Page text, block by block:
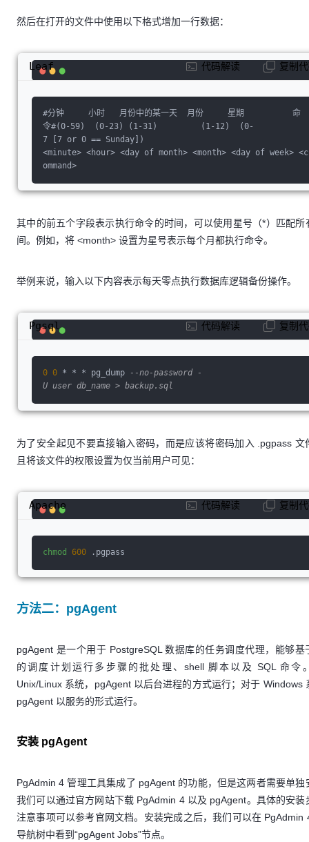
然后在打开的文件中使用以下格式增加一行数据：
#分钟     小时   月份中的某一天  月份     星期          命
令#(0- 59)
(0-23) (1-31)         (1-12)  (0-
7 [7 or 0 == Sunday])
<minute> <hour> <day of month> <month> <day of week> <c
ommand>
Leaf 代码解读 复制
其中的前五个字段表示执行命令的时间，可以使用星号（*）匹配所
间。例如，将 <month> 设置为星号表示每个月都执行命令。
举例来说，输入以下内容表示每天零点执行数据库逻辑备份操作。
0 0 * * * pg_dump
--no-password -
U user db_name > backup.sql
Pgsql 代码解读 复制
为了安全起见不要直接输入密码，而是应该将密码加入 .pgpass 文
且将该文件的权限设置为仅当前用户可见：
chmod 600 .pgpass
Apache 代码解读 复制
方法二：pgAgent
pgAgent 是一个用于 PostgreSQL 数据库的任务调度代理，能够基
的调度计划运行多步骤的批处理、shell 脚本以及 SQL 命令
Unix/Linux 系统，pgAgent 以后台进程的方式运行；对于 Windows
pgAgent 以服务的形式运行。
安装 pgAgent
PgAdmin 4 管理工具集成了 pgAgent 的功能，但是这两者需要单独
我们可以通过官方网站下载 PgAdmin 4 以及 pgAgent。具体的安装
注意事项可以参考官网文档。安装完成之后，我们可以在 PgAdmin
导航树中看到“pgAgent Jobs”节点。